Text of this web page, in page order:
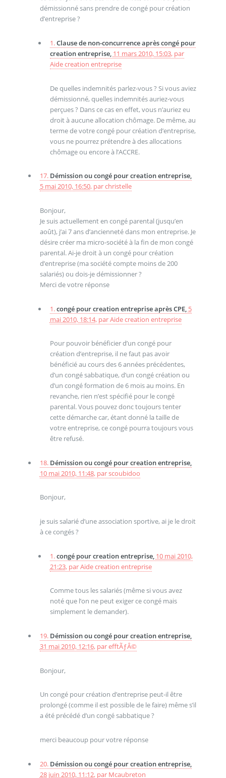
démissionné sans prendre de congé pour création
d’entreprise ?
1.Clause de non-concurrence après congé pour
creation entreprise, 11 mars 2010, 15:03, par
Aide creation entreprise
De quelles indemnités parlez-vous ? Si vous aviez
démissionné, quelles indemnités auriez-vous
perçues ? Dans ce cas en effet, vous n’auriez eu
droit à aucune allocation chômage. De même, au
terme de votre congé pour création d’entreprise,
vous ne pourrez prétendre à des allocations
chômage ou encore à l’ACCRE.
17. Démission ou congé pour creation entreprise,
5 mai 2010, 16:50, parchristelle
Bonjour,
Je suis actuellement en congé parental (jusqu’en
août), j’ai 7 ans d’ancienneté dans mon entreprise. Je
désire créer ma micro-société à la fin de mon congé
parental. Ai-je droit à un congé pour création
d’entreprise (ma société compte moins de 200
salariés) ou dois-je démissionner ?
Merci de votre réponse
1.congé pour creation entreprise après CPE, 5
mai 2010, 18:14, parAide creation entreprise
Pour pouvoir bénéficier d’un congé pour
création d’entreprise, il ne faut pas avoir
bénéficié au cours des 6 années précédentes,
d’un congé sabbatique, d’un congé création ou
d’un congé formation de 6 mois au moins. En
revanche, rien n’est spécifié pour le congé
parental. Vous pouvez donc toujours tenter
cette démarche car, étant donné la taille de
votre entreprise, ce congé pourra toujours vous
être refusé.
18. Démission ou congé pour creation entreprise,
10 mai 2010, 11:48, parscoubidoo
Bonjour,
je suis salarié d’une association sportive, ai je le droit
à ce congés ?
1.congé pour creation entreprise, 10 mai 2010,
21:23, parAide creation entreprise
Comme tous les salariés (même si vous avez
noté que l’on ne peut exiger ce congé mais
simplement le demander).
19. Démission ou congé pour creation entreprise,
31 mai 2010, 12:16, parefftÃƒÂ©
Bonjour,
Un congé pour création d’entreprise peut-il être
prolongé (comme il est possible de le faire) même s’il
a été précédé d’un congé sabbatique ?
merci beaucoup pour votre réponse
20. Démission ou congé pour creation entreprise,
28 juin 2010, 11:12, par Mcaubreton